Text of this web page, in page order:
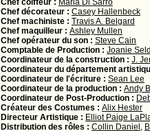
Chef coiffeur : Maria Di Sarro
Chef décorateur : Casey Hallenbeck
Chef machiniste : Travis A. Belgard
Chef maquilleur : Ashley Mullen
Chef opérateur du son : Steve Cain
Comptable de Production : Joanie
Coordinateur de la construction : J.
Coordinateur du département
Coordinateur de l'écriture : Sean Lee
Coordinateur de la production : Andy
Coordinateur de Post-Production :
Créateur des Costumes : Alix Hester
Directeur Artistique : Elliot Paige
Distribution des rôles : Collin Daniel ,